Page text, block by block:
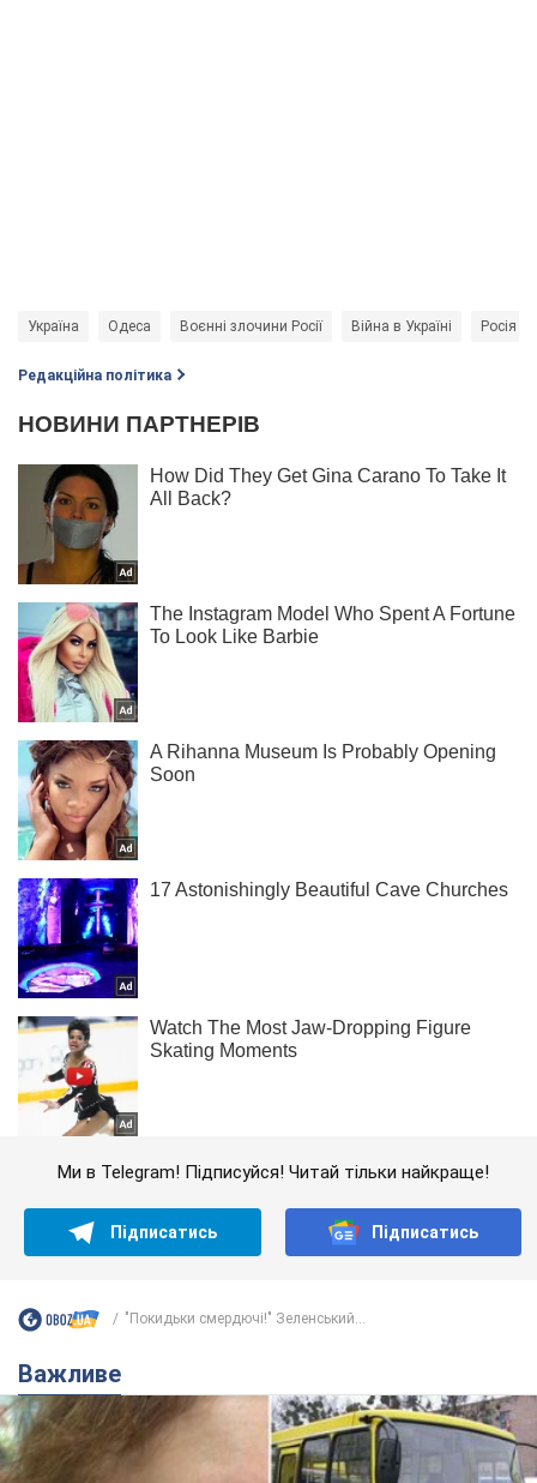
Україна Одеса Воєнні злочини Росії Війна в Україні Росія -
Редакційна політика
Ми в Telegram! Підписуйся! Читай тільки найкраще!
Підписатись Підписатись
"Покидьки смердючі!" Зеленський...
Важливе